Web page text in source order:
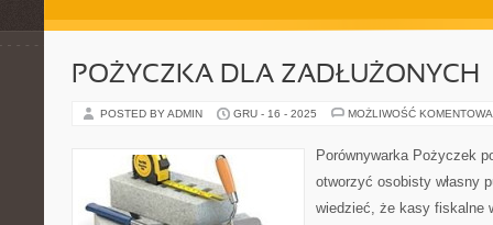
POŻYCZKA DLA ZADŁUŻONYCH
POSTED BY ADMIN GRU - 16 - 2025 MOŻLIWOŚĆ
Porównywarka Pożyczek
otworzyć osobisty własny
wiedzieć, że kasy fiskalne